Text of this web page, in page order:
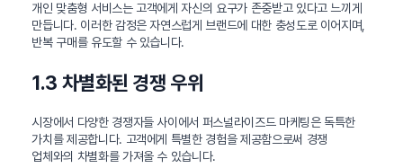
개인 맞춤형 서비스는 고객에게 자신의 요구가 존중받고 있다고 느끼게
만듭니다. 이러한 감정은 자연스럽게 브랜드에 대한 충성도로 이어지며,
반복 구매를 유도할 수 있습니다.
1.3 차별화된 경쟁 우위
시장에서 다양한 경쟁자들 사이에서 퍼스널라이즈드 마케팅은 독특한
가치를 제공합니다. 고객에게 특별한 경험을 제공함으로써 경쟁
업체와의 차별화를 가져올 수 있습니다.